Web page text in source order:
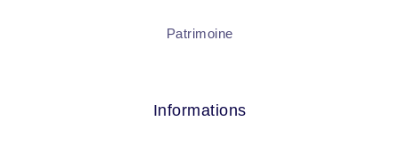
Patrimoine
Informations